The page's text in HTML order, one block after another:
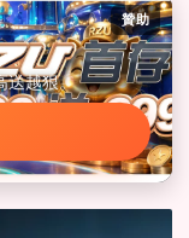
贊助
送越狠。